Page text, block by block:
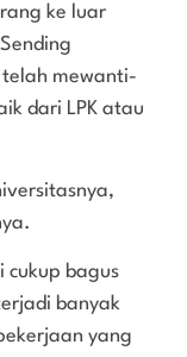
ke luar
mewanti-
dari LPK atau
cukup bagus
banyak
yang